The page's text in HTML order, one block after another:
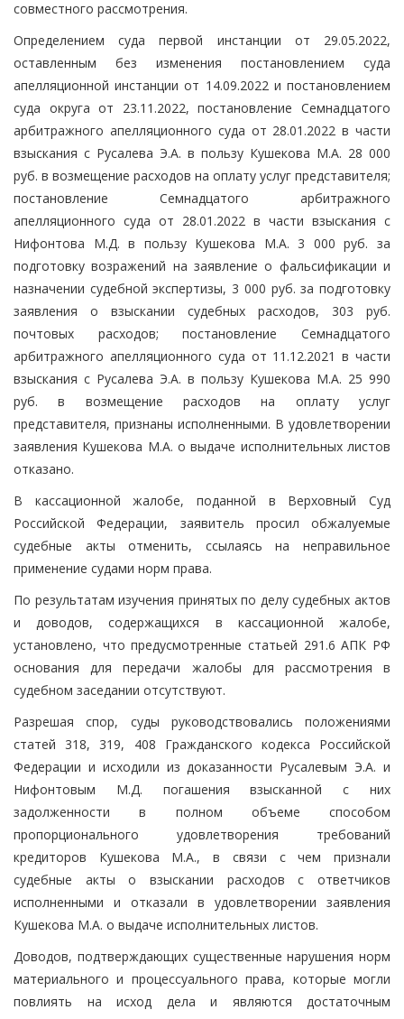
совместного рассмотрения.
Определением суда первой инстанции от 29.05.2022,
оставленным без изменения постановлением суда
апелляционной инстанции от 14.09.2022 и постановлением
суда округа от 23.11.2022, постановление Семнадцатого
арбитражного апелляционного суда от 28.01.2022 в части
взыскания с Русалева Э.А. в пользу Кушекова М.А. 28 000
руб. в возмещение расходов на оплату услуг представителя;
постановление Семнадцатого арбитражного
апелляционного суда от 28.01.2022 в части взыскания с
Нифонтова М.Д. в пользу Кушекова М.А. 3 000 руб. за
подготовку возражений на заявление о фальсификации и
назначении судебной экспертизы, 3 000 руб. за подготовку
заявления о взыскании судебных расходов, 303 руб.
почтовых расходов; постановление Семнадцатого
арбитражного апелляционного суда от 11.12.2021 в части
взыскания с Русалева Э.А. в пользу Кушекова М.А. 25 990
руб. в возмещение расходов на оплату услуг
представителя, признаны исполненными. В удовлетворении
заявления Кушекова М.А. о выдаче исполнительных листов
отказано.
В кассационной жалобе, поданной в Верховный Суд
Российской Федерации, заявитель просил обжалуемые
судебные акты отменить, ссылаясь на неправильное
применение судами норм права.
По результатам изучения принятых по делу судебных актов
и доводов, содержащихся в кассационной жалобе,
установлено, что предусмотренные статьей 291.6 АПК РФ
основания для передачи жалобы для рассмотрения в
судебном заседании отсутствуют.
Разрешая спор, суды руководствовались положениями
статей 318, 319, 408 Гражданского кодекса Российской
Федерации и исходили из доказанности Русалевым Э.А. и
Нифонтовым М.Д. погашения взысканной с них
задолженности в полном объеме способом
пропорционального удовлетворения требований
кредиторов Кушекова М.А., в связи с чем признали
судебные акты о взыскании расходов с ответчиков
исполненными и отказали в удовлетворении заявления
Кушекова М.А. о выдаче исполнительных листов.
Доводов, подтверждающих существенные нарушения норм
материального и процессуального права, которые могли
повлиять на исход дела и являются достаточным